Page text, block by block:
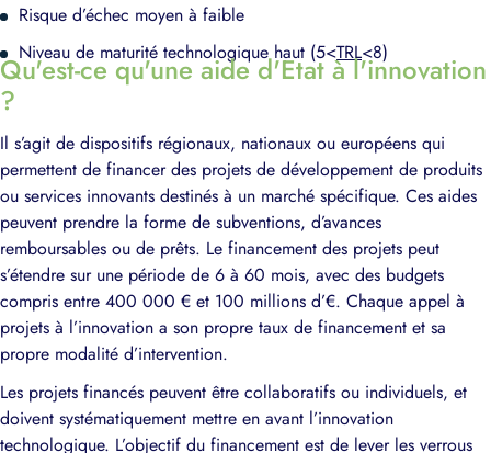
Risque d’échec moyen à faible
Niveau de maturité technologique haut (5<TRL<8)
Qu'est-ce qu'une aide d'Etat à l'innovation
?
Il s’agit de dispositifs régionaux, nationaux ou européens qui
permettent de financer des projets de développement de produits
ou services innovants destinés à un marché spécifique. Ces aides
peuvent prendre la forme de subventions, d’avances
remboursables ou de prêts. Le financement des projets peut
s’étendre sur une période de 6 à 60 mois, avec des budgets
compris entre 400 000 € et 100 millions d’€. Chaque appel à
projets à l’innovation a son propre taux de financement et sa
propre modalité d’intervention.
Les projets financés peuvent être collaboratifs ou individuels, et
doivent systématiquement mettre en avant l’innovation
technologique. L’objectif du financement est de lever les verrous